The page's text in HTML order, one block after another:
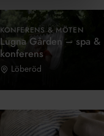
KONFERENS & MÖTEN
Lugna Gården – spa &
konferens
Löberöd